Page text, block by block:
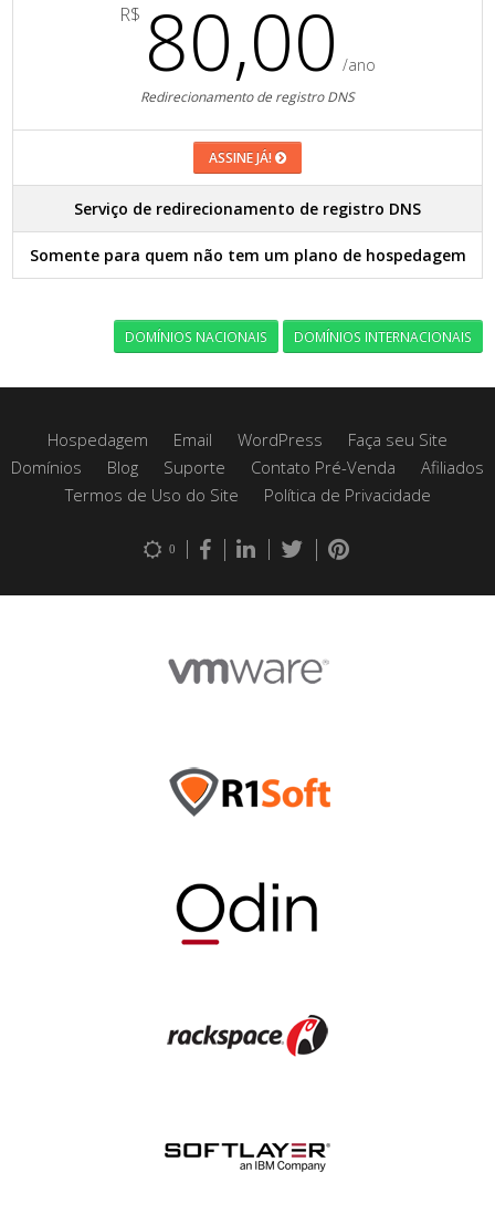
R$ 80,00 /ano
Redirecionamento de registro DNS
ASSINE JÁ!
Serviço de redirecionamento de registro DNS
Somente para quem não tem um plano de hospedagem
DOMÍNIOS NACIONAIS DOMÍNIOS INTERNACIONAIS
Hospedagem Email WordPress
Faça seu Site
Domínios
Blog Suporte Contato Pré-Venda
Afiliados
Termos de Uso do Site
Política de Privacidade
0